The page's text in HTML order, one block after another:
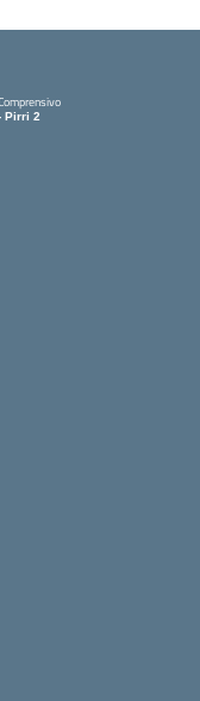
Pirri 2
pagina iniziale della scuola